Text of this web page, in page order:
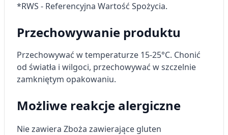
*RWS - Referencyjna Wartość Spożycia.
Przechowywanie produktu
Przechowywać w temperaturze 15-25°C. Chonić
od światła i wilgoci, przechowywać w szczelnie
zamkniętym opakowaniu.
Możliwe reakcje alergiczne
Nie zawiera Zboża zawierające gluten
Pomiar efektywności treści
Rozumienie odbiorców dzięki statystyce lub
kombinacji danych z różnych źródeł
Wykorzystywanie ograniczonych danych do